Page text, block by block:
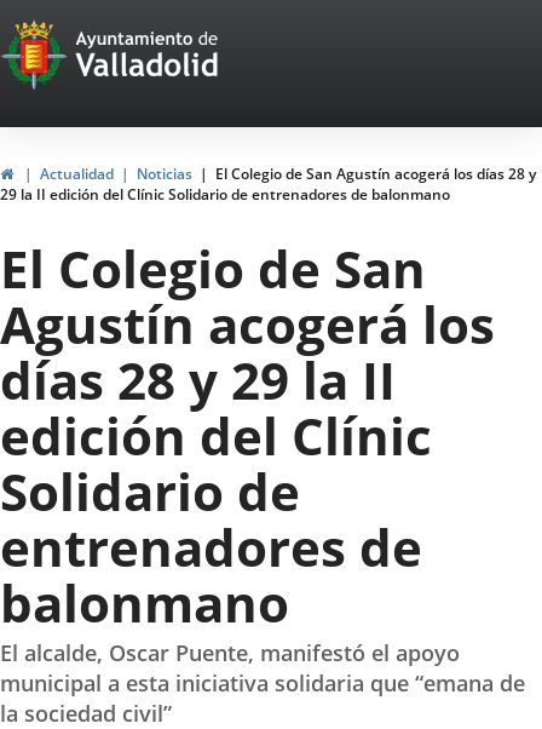
Portal
Web
del
Ayuntamiento
de
Valladolid
InicioActualidad Noticias
El Colegio de San Agustín acogerá los días 28 y
29 la II edición del Clínic Solidario de entrenadores de balonmano
El Colegio de San
Agustín acogerá los
días 28 y 29 la II
edición del Clínic
Solidario de
entrenadores de
balonmano
El alcalde, Oscar Puente, manifestó el apoyo
municipal a esta iniciativa solidaria que “emana de
la sociedad civil”